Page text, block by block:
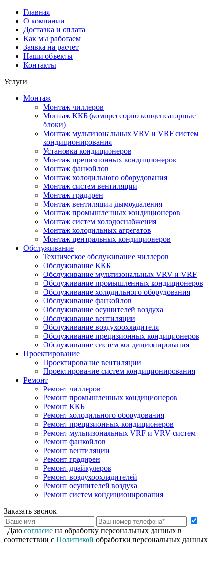
Главная
О компании
Доставка и оплата
Как мы работаем
Заявка на расчет
Наши объекты
Контакты
Услуги
Монтаж
Монтаж чиллеров
Монтаж ККБ (компрессорно конденсаторные
блоки)
Монтаж мультизональных VRV и VRF систем
кондиционирования
Установка кондиционеров
Монтаж прецизионных кондиционеров
Монтаж фанкойлов
Монтаж холодильного оборудования
Монтаж систем вентиляции
Монтаж градирен
Монтаж вентиляции дымоудаления
Монтаж промышленных кондиционеров
Монтаж систем холодоснабжения
Монтаж холодильных агрегатов
Монтаж центральных кондиционеров
Обслуживание
Техническое обслуживание чиллеров
Обслуживание ККБ
Обслуживание мультизональных VRV и VRF
Обслуживание промышленных кондиционеров
Обслуживание холодильного оборудования
Обслуживание фанкойлов
Обслуживание осушителей воздуха
Обслуживание вентиляции
Обслуживание воздухоохладителя
Обслуживание прецизионных кондиционеров
Обслуживание систем кондиционирования
Проектирование
Проектирование вентиляции
Проектирование систем кондиционирования
Ремонт
Ремонт чиллеров
Ремонт промышленных кондиционеров
Ремонт ККБ
Ремонт холодильного оборудования
Ремонт прецизионных кондиционеров
Ремонт мультизональных VRF и VRV систем
Ремонт фанкойлов
Ремонт вентиляции
Ремонт градирен
Ремонт драйкулеров
Ремонт воздухоохладителей
Ремонт осушителей воздуха
Ремонт систем кондиционирования
Заказать звонок
Даю согласие на обработку персональных данных в
соответствии с Политикой обработки персональных данных